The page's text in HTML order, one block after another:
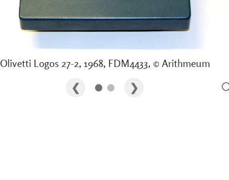
Olivetti Logos 27-2, 1968, FDM4433, © Arithmeum